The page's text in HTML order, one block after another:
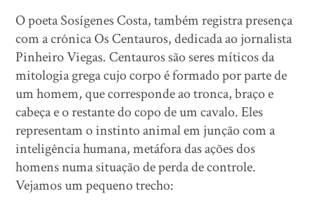
O poeta Sosígenes Costa, também registra presença
com a crônica Os Centauros, dedicada ao jornalista
Pinheiro Viegas. Centauros são seres míticos da
mitologia grega cujo corpo é formado por parte de
um homem, que corresponde ao tronca, braço e
cabeça e o restante do copo de um cavalo. Eles
representam o instinto animal em junção com a
inteligência humana, metáfora das ações dos
homens numa situação de perda de controle.
Vejamos um pequeno trecho: